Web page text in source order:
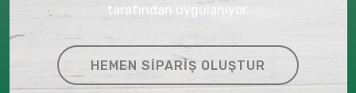
tarafından uygulanıyor.
HEMEN SIPARIŞ OLUŞTUR